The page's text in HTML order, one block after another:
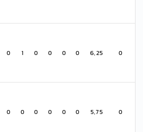
0 1 0 0 0 0 6,25 0
0 0 0 0 0 0 5,75 0